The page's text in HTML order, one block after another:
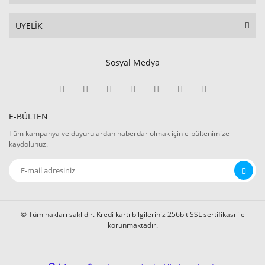
ÜYELİK
Sosyal Medya
E-BÜLTEN
Tüm kampanya ve duyurulardan haberdar olmak için e-bültenimize
kaydolunuz.
© Tüm hakları saklıdır. Kredi kartı bilgileriniz 256bit SSL sertifikası ile
korunmaktadır.